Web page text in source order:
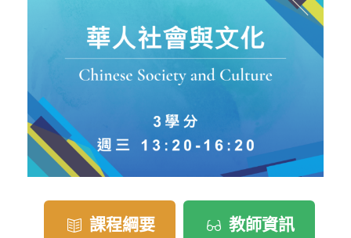
課程綱要 教師資訊